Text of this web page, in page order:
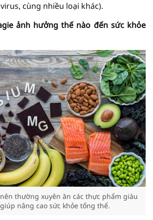
cùng nhiều loại khác).
ảnh hưởng thế nào đến sức khỏe
thường xuyên ăn các thực phẩm giàu
nâng cao sức khỏe tổng thể.